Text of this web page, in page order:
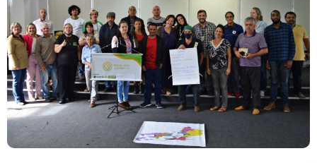
Reunião De Mobilização Dos Empreendimentos
Da Agricultura Familiar Acontece No Rio De
Janeiro